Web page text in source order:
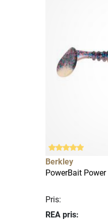
Berkley
PowerBait
Pris:
REA pris: